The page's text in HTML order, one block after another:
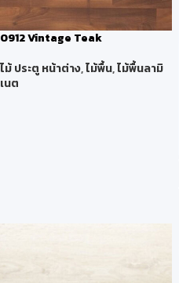
0912 Vintage Teak
ไม้ ประตู หน้าต่าง,ไม้พื้น,ไม้พื้นลามิ
เนต